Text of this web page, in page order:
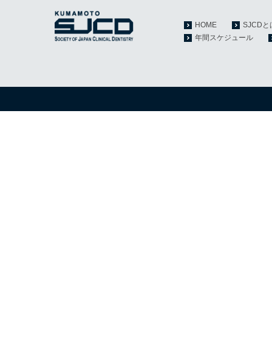
HOME
SJCDと
年間スケジュール